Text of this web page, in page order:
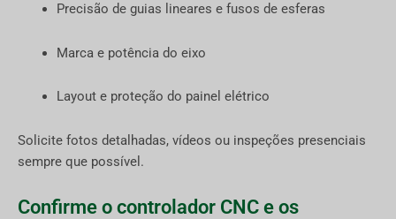
Precisão de guias lineares e fusos de esferas
Marca e potência do eixo
Layout e proteção do painel elétrico
Solicite fotos detalhadas, vídeos ou inspeções presenciais
sempre que possível.
Confirme o controlador CNC e os